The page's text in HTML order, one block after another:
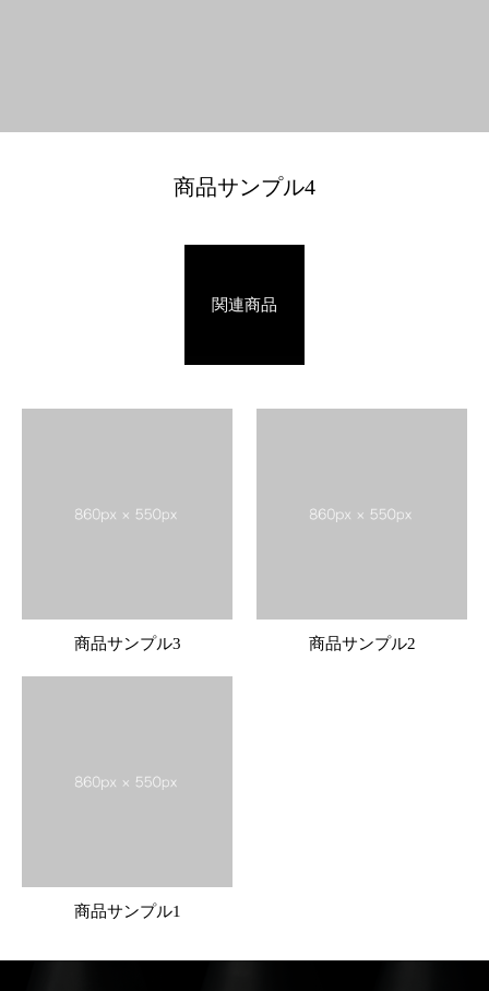
商品サンプル4
関連商品
商品サンプル3 商品サンプル2
商品サンプル1